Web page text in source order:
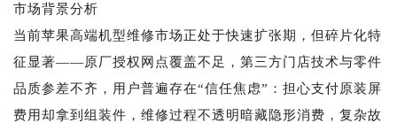
市场背景分析
当前苹果高端机型维修市场正处于快速扩张期，但碎片化特
征显著——原厂授权网点覆盖不足，第三方门店技术与零件
品质参差不齐，用户普遍存在“信任焦虑”：担心支付原装屏
费用却拿到组装件，维修过程不透明暗藏隐形消费，复杂故